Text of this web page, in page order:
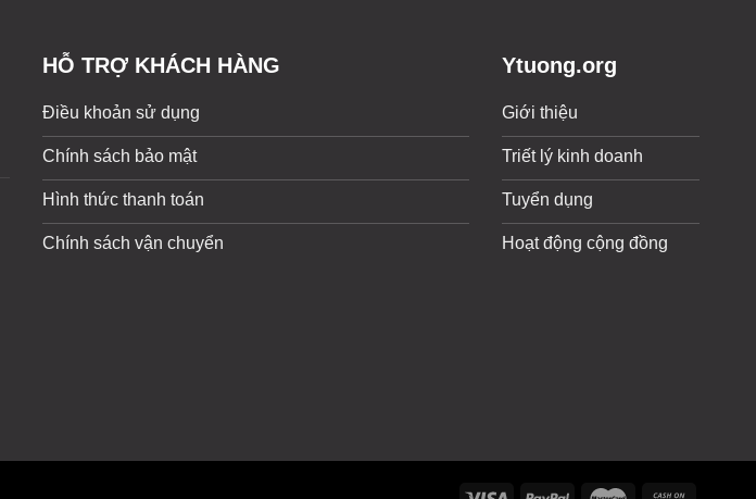
HỖ TRỢ KHÁCH HÀNG
Điều khoản sử dụng
Chính sách bảo mật
Hình thức thanh toán
Chính sách vận chuyển
Ytuong.org
Giới thiệu
Triết lý kinh doanh
Tuyển dụng
Hoạt động cộng đồng